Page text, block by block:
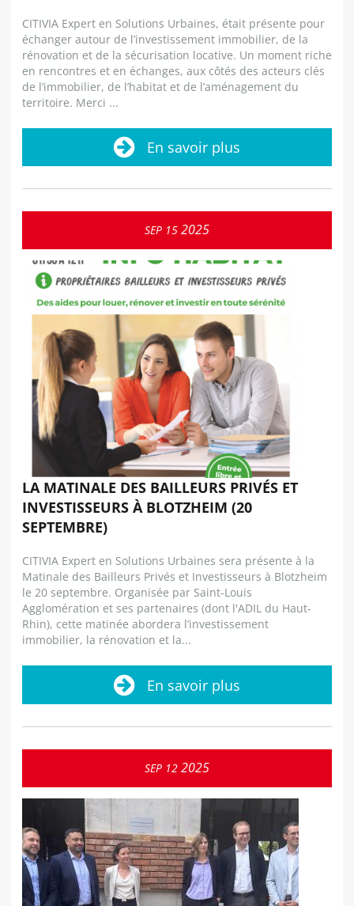
CITIVIA Expert en Solutions Urbaines, était présente pour
échanger autour de l’investissement immobilier, de la
rénovation et de la sécurisation locative. Un moment riche
en rencontres et en échanges, aux côtés des acteurs clés
de l’immobilier, de l’habitat et de l’aménagement du
territoire. Merci ...
En savoir plus
SEP 15 2025
LA MATINALE DES BAILLEURS PRIVÉS ET
INVESTISSEURS À BLOTZHEIM (20
SEPTEMBRE)
CITIVIA Expert en Solutions Urbaines sera présente à la
Matinale des Bailleurs Privés et Investisseurs à Blotzheim
le 20 septembre. Organisée par Saint-Louis
Agglomération et ses partenaires (dont l'ADIL du Haut-
Rhin), cette matinée abordera l’investissement
immobilier, la rénovation et la...
En savoir plus
SEP 12 2025